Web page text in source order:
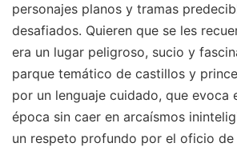
personajes planos y tramas
desafiados. Quieren que se les
era un lugar peligroso, sucio y
parque temático de castillos y
por un lenguaje cuidado, que evoca
época sin caer en arcaísmos
un respeto profundo por el oficio de